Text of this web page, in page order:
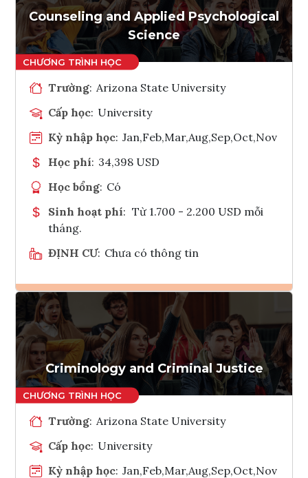
Tham vấn Interlink
Counseling and Applied Psychological
Science
Trường: Arizona State University
Cấp học: University
Kỳ nhập học: Jan,Feb,Mar,Aug,Sep,Oct,Nov
Học phí: 34,398 USD
Học bổng: Có
Sinh hoạt phí: Từ 1.700 - 2.200 USD mỗi
tháng.
ĐỊNH CƯ: Chưa có thông tin
Ghi danh
Tham vấn Interlink
Criminology and Criminal Justice
Trường: Arizona State University
Cấp học: University
Kỳ nhập học: Jan,Feb,Mar,Aug,Sep,Oct,Nov